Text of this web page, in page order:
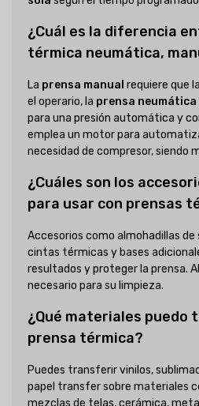
¿Cuál es la diferencia
térmica neumática,
La prensa manual requiere que
el operario, la prensa neumática
para una presión automática y
emplea un motor para
necesidad de compresor, siendo
¿Cuáles son los
para usar con prensas
Accesorios como almohadillas
cintas térmicas y bases
resultados y proteger la prensa.
necesario para su limpieza.
¿Qué materiales puedo
prensa térmica?
Puedes transferir vinilos,
papel transfer sobre materiales